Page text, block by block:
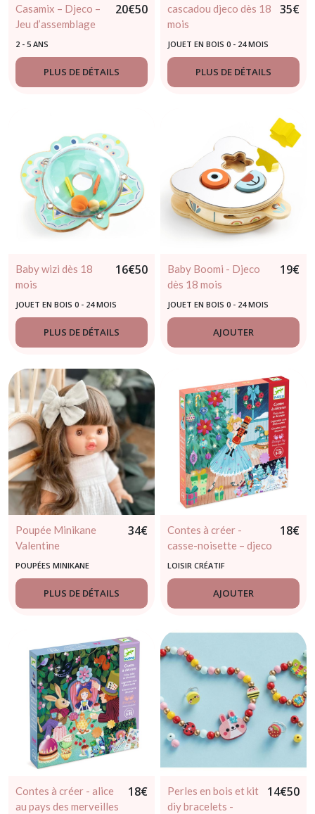
Casamix – Djeco –
Jeu d’assemblage
créatif en bois –
Réf DJ01618
20€50
2 - 5 ANS
PLUS DE DÉTAILS
cascadou djeco dès 18
mois
35€
JOUET EN BOIS 0 - 24 MOIS
PLUS DE DÉTAILS
Baby wizi dès 18
mois
16€50
JOUET EN BOIS 0 - 24 MOIS
PLUS DE DÉTAILS
Baby Boomi - Djeco
dès 18 mois
19€
JOUET EN BOIS 0 - 24 MOIS
AJOUTER
Poupée Minikane
Valentine
34€
POUPÉES MINIKANE
PLUS DE DÉTAILS
Contes à créer -
casse-noisette – djeco
6 / 10 ans
18€
LOISIR CRÉATIF
AJOUTER
Contes à créer - alice
au pays des merveilles
18€
Perles en bois et kit
diy bracelets -
14€50